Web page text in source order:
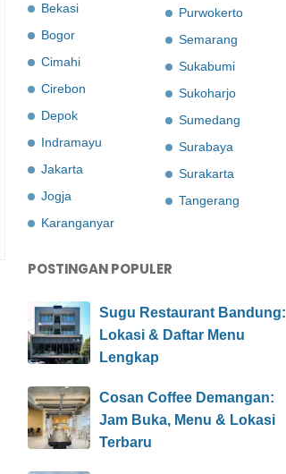
Bekasi
Bogor
Cimahi
Cirebon
Depok
Indramayu
Jakarta
Jogja
Karanganyar
Purwokerto
Semarang
Sukabumi
Sukoharjo
Sumedang
Surabaya
Surakarta
Tangerang
POSTINGAN POPULER
Sugu Restaurant Bandung:
Lokasi & Daftar Menu
Lengkap
Cosan Coffee Demangan:
Jam Buka, Menu & Lokasi
Terbaru